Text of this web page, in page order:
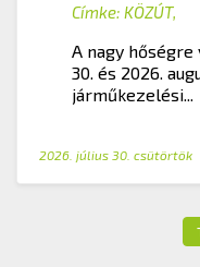
Címke: KÖZÚT,
A nagy
30. és 2026.
járműkezelési...
2026. július 30. csütörtök